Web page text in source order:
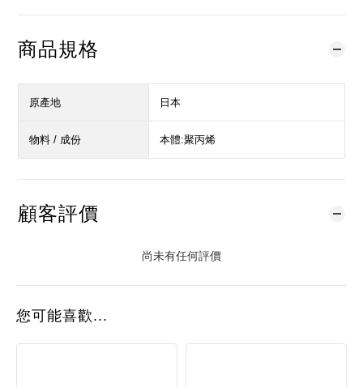
商品規格
原產地 日本
物料 / 成份 本體:聚丙烯
顧客評價
尚未有任何評價
您可能喜歡...